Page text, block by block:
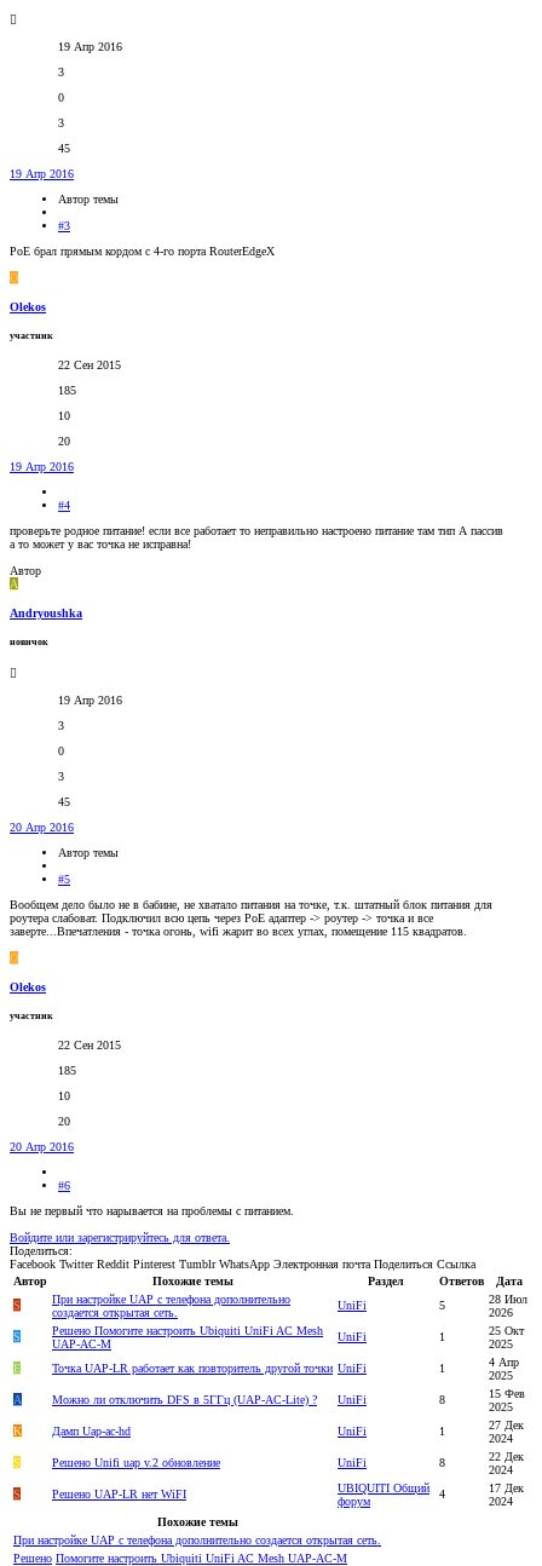
19 Апр 2016
3
0
3
45
19 Апр 2016
Автор темы
#3
PoE брал прямым кордом с 4-го порта RouterEdgeX
O
Olekos
участник
22 Сен 2015
185
10
20
19 Апр 2016
#4
проверьте родное питание! если все работает то неправильно настроено питание там тип А пассив
а то может у вас точка не исправна!
Автор
A
Andryoushka
новичок
19 Апр 2016
3
0
3
45
20 Апр 2016
Автор темы
#5
Вообщем дело было не в бабине, не хватало питания на точке, т.к. штатный блок питания для
роутера слабоват. Подключил всю цепь через PoE адаптер -> роутер -> точка и все
заверте...Впечатления - точка огонь, wifi жарит во всех углах, помещение 115 квадратов.
O
Olekos
участник
22 Сен 2015
185
10
20
20 Апр 2016
#6
Вы не первый что нарывается на проблемы с питанием.
Войдите или зарегистрируйтесь для ответа.
Поделиться:
Facebook Twitter Reddit Pinterest Tumblr WhatsApp Электронная почта Поделиться Ссылка
Автор
Похожие темы Раздел Ответов
Дата
S
При настройке UAP с телефона дополнительно
создается открытая сеть.
UniFi 5
28 Июл
2026
S
Решено Помогите настроить Ubiquiti UniFi AC Mesh
UAP-AC-M
UniFi 1
25 Окт
2025
E
Точка UAP-LR работает как повторитель другой точки UniFi 1
4 Апр
2025
A
Можно ли отключить DFS в 5ГГц (UAP-AC-Lite) ? UniFi 8
15 Фев
2025
K
Дамп Uap-ac-hd UniFi 1
27 Дек
2024
S
Решено Unifi uap v.2 обновление UniFi 8
22 Дек
2024
S
Решено UAP-LR нет WiFI
UBIQUITI Общий
форум
4
17 Дек
2024
Похожие темы
При настройке UAP с телефона дополнительно создается открытая сеть.
Решено Помогите настроить Ubiquiti UniFi AC Mesh UAP-AC-M